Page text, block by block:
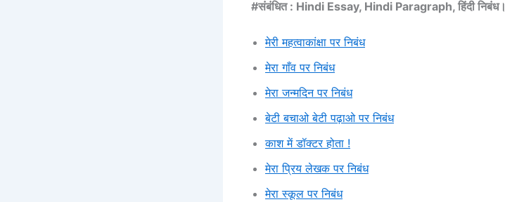
#संबंधित : Hindi Essay, Hindi Paragraph, हिंदी निबंध।
मेरी महत्वाकांक्षा पर निबंध
मेरा गाँव पर निबंध
मेरा जन्मदिन पर निबंध
बेटी बचाओ बेटी पढ़ाओ पर निबंध
काश में डॉक्टर होता !
मेरा प्रिय लेखक पर निबंध
मेरा स्कूल पर निबंध